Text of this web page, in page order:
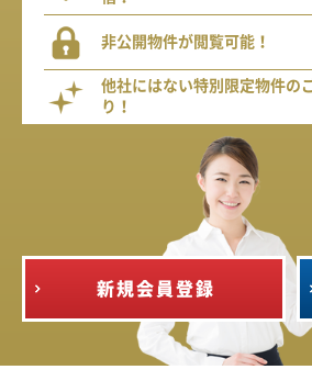
非公開物件が閲覧可能！
他社にはない特別限定物件の
り！
新規会員登録